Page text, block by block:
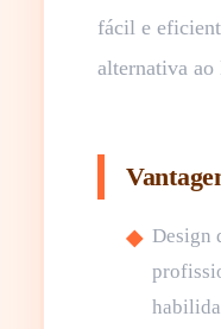
fácil e
alternativa ao
Design